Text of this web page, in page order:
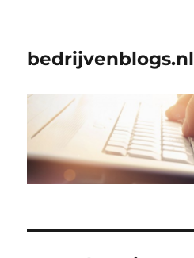
bedrijvenblogs.nl